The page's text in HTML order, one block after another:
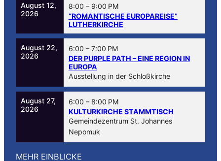
August 12,
2026
8:00 –9:00 PM
“ROMANTISCHE EUROPAREISE”
LUTHERKIRCHE
August 22,
2026
6:00 –7:00 PM
DER PURPLE PATH – EINE REGION IN
EUROPA
Ausstellung in der Schloßkirche
August 27,
2026
6:00 –8:00 PM
KULTURKIRCHE STAMMTISCH
Gemeindezentrum St. Johannes
Nepomuk
MEHR EINBLICKE